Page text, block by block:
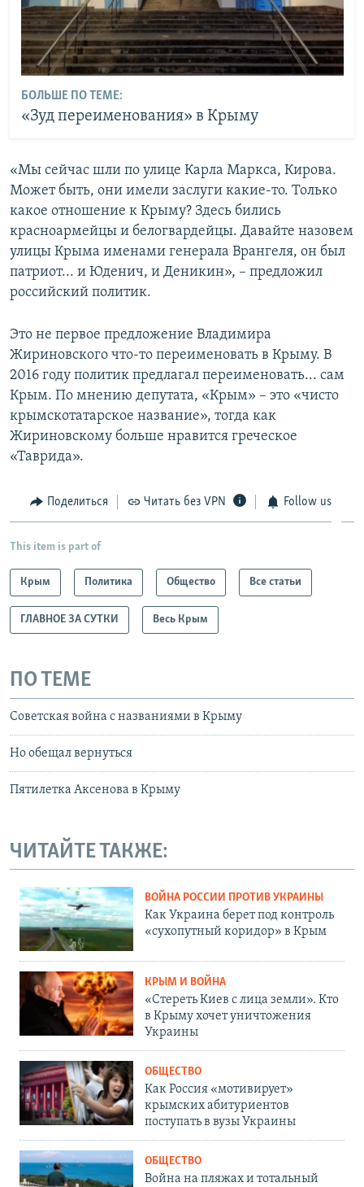
БОЛЬШЕ ПО ТЕМЕ:
«Зуд переименования» в Крыму
«Мы сейчас шли по улице Карла Маркса, Кирова.
Может быть, они имели заслуги какие-то. Только
какое отношение к Крыму? Здесь бились
красноармейцы и белогвардейцы. Давайте назовем
улицы Крыма именами генерала Врангеля, он был
патриот... и Юденич, и Деникин», – предложил
российский политик.
Это не первое предложение Владимира
Жириновского что-то переименовать в Крыму. В
2016 году политик предлагал переименовать... сам
Крым. По мнению депутата, «Крым» – это «чисто
крымскотатарское название», тогда как
Жириновскому больше нравится греческое
«Таврида».
Поделиться Читать без VPN Follow us
This item is part of
Крым Политика Общество Все статьи
ГЛАВНОЕ ЗА СУТКИ Весь Крым
ПО ТЕМЕ
Советская война с названиями в Крыму
Но обещал вернуться
Пятилетка Аксенова в Крыму
ЧИТАЙТЕ ТАКЖЕ:
ВОЙНА РОССИИ ПРОТИВ УКРАИНЫ
Как Украина берет под контроль
«сухопутный коридор» в Крым
КРЫМ И ВОЙНА
«Стереть Киев с лица земли». Кто
в Крыму хочет уничтожения
Украины
ОБЩЕСТВО
Как Россия «мотивирует»
крымских абитуриентов
поступать в вузы Украины
ОБЩЕСТВО
Война на пляжах и тотальный